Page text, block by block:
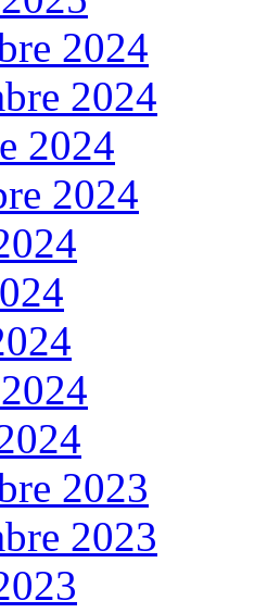
2024
2024
2024
2024
2023
2023